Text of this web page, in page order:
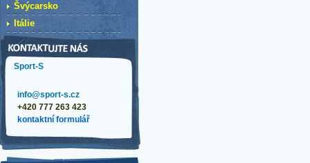
Švýcarsko
Itálie
Sport-S
info@sport-s.cz
+420 777 263 423
kontaktní formulář